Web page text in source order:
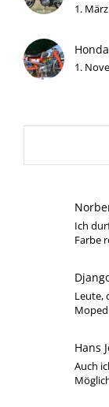
1.
1.
Ich
Farbe
Leute,
Hans
Auch